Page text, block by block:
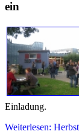
ein
Einladung.
Weiterlesen: